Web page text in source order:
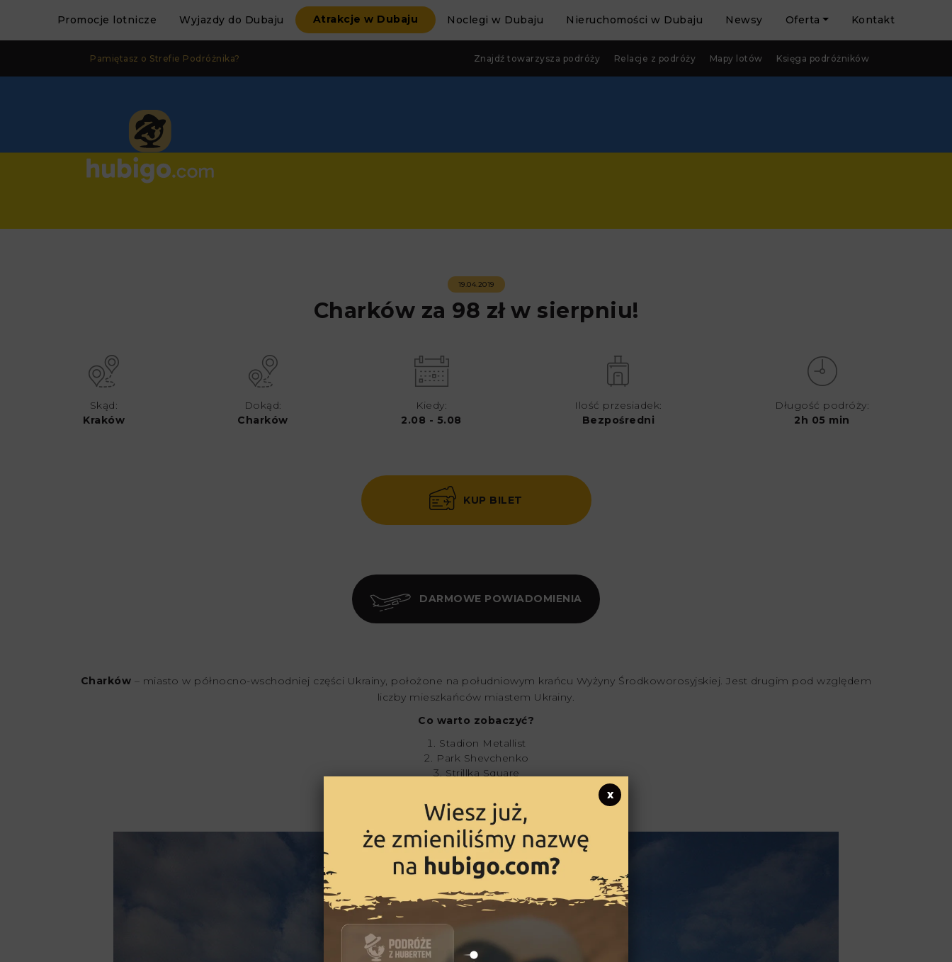
Promocje lotnicze Wyjazdy do Dubaju Atrakcje w Dubaju Noclegi w Dubaju Nieruchomości w Dubaju Newsy Oferta Kontakt
Pamiętasz o Strefie Podróżnika? Znajdź towarzysza podróży Relacje z podróży Mapy lotów Księga podróżników
19.04.2019
Charków za 98 zł w sierpniu!
Skąd:
Kraków
Dokąd:
Charków
Kiedy:
2.08 - 5.08
Ilość przesiadek:
Bezpośredni
Długość podróży:
2h 05 min
KUP BILET
DARMOWE POWIADOMIENIA
Charków – miasto w północno-wschodniej części Ukrainy, położone na południowym krańcu Wyżyny Środkoworosyjskiej. Jest drugim pod względem
liczby mieszkańców miastem Ukrainy.
Co warto zobaczyć?
Stadion Metallist
Park Shevchenko
Strillka Square
Great War Memorial
x